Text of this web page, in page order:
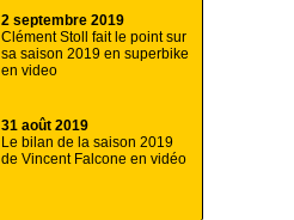
2 septembre 2019
Clément Stoll fait le point sur
sa saison 2019 en superbike
en video
31 août 2019
Le bilan de la saison 2019
de Vincent Falcone en vidéo